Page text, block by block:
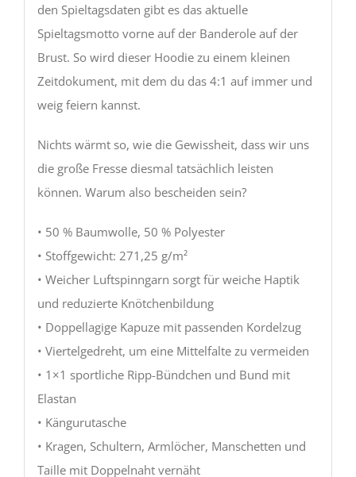
den Spieltagsdaten gibt es das aktuelle
Spieltagsmotto vorne auf der Banderole auf der
Brust. So wird dieser Hoodie zu einem kleinen
Zeitdokument, mit dem du das 4:1 auf immer und
weig feiern kannst.
Nichts wärmt so, wie die Gewissheit, dass wir uns
die große Fresse diesmal tatsächlich leisten
können. Warum also bescheiden sein?
• 50 % Baumwolle, 50 % Polyester
• Stoffgewicht: 271,25 g/m²
• Weicher Luftspinngarn sorgt für weiche Haptik
und reduzierte Knötchenbildung
• Doppellagige Kapuze mit passenden Kordelzug
• Viertelgedreht, um eine Mittelfalte zu vermeiden
• 1×1 sportliche Ripp-Bündchen und Bund mit
Elastan
• Kängurutasche
• Kragen, Schultern, Armlöcher, Manschetten und
Taille mit Doppelnaht vernäht